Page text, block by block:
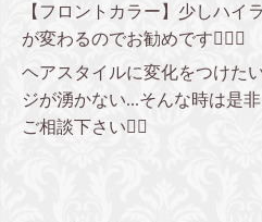
【フロントカラー】少しハイ
が変わるのでお勧めです👌🏻✨
ヘアスタイルに変化をつけた
ジが湧かない...そんな時は是
ご相談下さい👍🏻